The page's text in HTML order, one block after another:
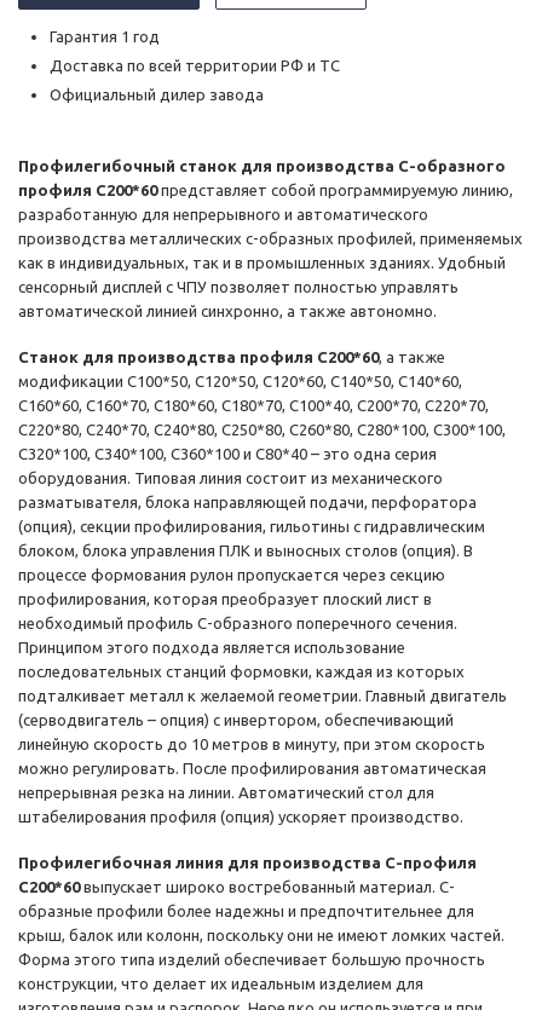
Гарантия 1 год
Доставка по всей территории РФ и ТС
Официальный дилер завода
Профилегибочный станок для производства С-образного
профиля C200*60представляет собой программируемую линию,
разработанную для непрерывного и автоматического
производства металлических c-образных профилей, применяемых
как в индивидуальных, так и в промышленных зданиях. Удобный
сенсорный дисплей с ЧПУ позволяет полностью управлять
автоматической линией синхронно, а также автономно.
Станок для производства профиля C200*60, а также
модификации C100*50, C120*50, C120*60, C140*50, C140*60,
C160*60, C160*70, C180*60, C180*70, C100*40, C200*70, C220*70,
C220*80, C240*70, C240*80, C250*80, C260*80, C280*100, C300*100,
C320*100, C340*100, C360*100 и C80*40 – это одна серия
оборудования. Типовая линия состоит из механического
разматывателя, блока направляющей подачи, перфоратора
(опция), секции профилирования, гильотины с гидравлическим
блоком, блока управления ПЛК и выносных столов (опция). В
процессе формования рулон пропускается через секцию
профилирования, которая преобразует плоский лист в
необходимый профиль С-образного поперечного сечения.
Принципом этого подхода является использование
последовательных станций формовки, каждая из которых
подталкивает металл к желаемой геометрии. Главный двигатель
(серводвигатель – опция) с инвертором, обеспечивающий
линейную скорость до 10 метров в минуту, при этом скорость
можно регулировать. После профилирования автоматическая
непрерывная резка на линии. Автоматический стол для
штабелирования профиля (опция) ускоряет производство.
Профилегибочная линия для производства С-профиля
C200*60выпускает широко востребованный материал. С-
образные профили более надежны и предпочтительнее для
крыш, балок или колонн, поскольку они не имеют ломких частей.
Форма этого типа изделий обеспечивает большую прочность
конструкции, что делает их идеальным изделием для